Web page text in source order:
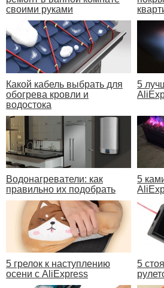
своими руками
Какой кабель выбрать для
обогрева кровли и
водостока
5
Водонагреватели: как
правильно их подобрать
5
5 грелок к наступлению
осени с AliExpress
5